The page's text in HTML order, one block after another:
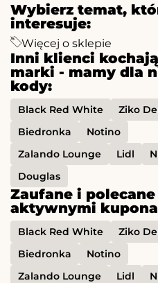
Wybierz temat,
interesuje:
Więcej o sklepie
Inni klienci
marki - mamy dla
kody:
Black Red White
Ziko
Biedronka
Notino
Zalando Lounge
Lidl
Douglas
Zaufane i
aktywnymi
Black Red White
Ziko
Biedronka
Notino
Zalando Lounge
Lidl